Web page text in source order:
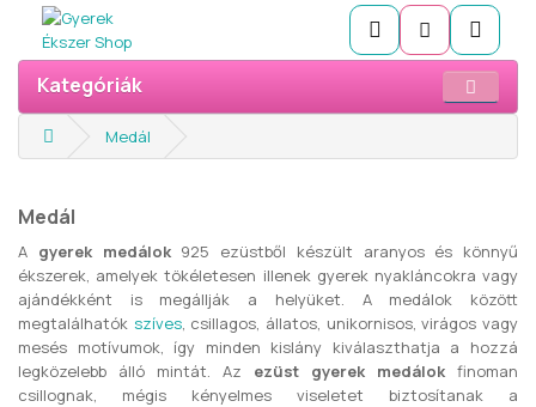
Kategóriák
Medál
Medál
A gyerek medálok925 ezüstből készült aranyos és könnyű
ékszerek, amelyek tökéletesen illenek gyerek nyakláncokra vagy
ajándékként is megállják a helyüket. A medálok között
megtalálhatók szíves, csillagos, állatos, unikornisos, virágos vagy
mesés motívumok, így minden kislány kiválaszthatja a hozzá
legközelebb álló mintát. Az ezüst gyerek medálok finoman
csillognak, mégis kényelmes viseletet biztosítanak a